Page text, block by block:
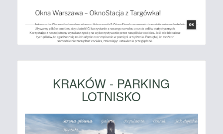
KRAKÓW - PARKING
LOTNISKO